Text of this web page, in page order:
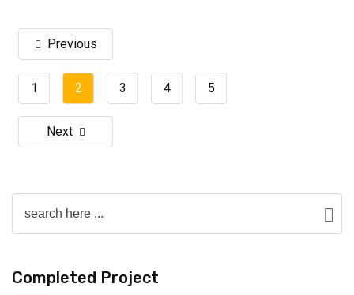
Previous
1 2 3 4 5
Next
Completed Project